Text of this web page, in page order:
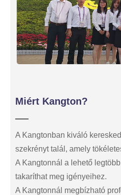
Miért Kangton?
A Kangtonban kiváló
szekrényt talál, amely
A Kangtonnál a lehető
takaríthat meg igényeihez.
A Kangtonnál megbízható